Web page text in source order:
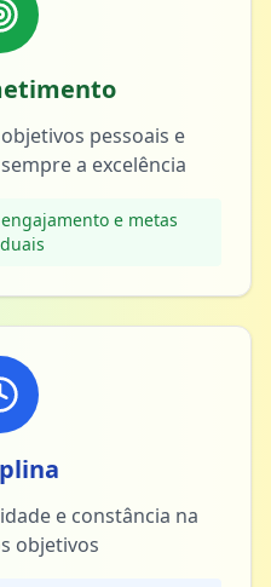
pessoais e
a excelência
e metas
e constância na
objetivos